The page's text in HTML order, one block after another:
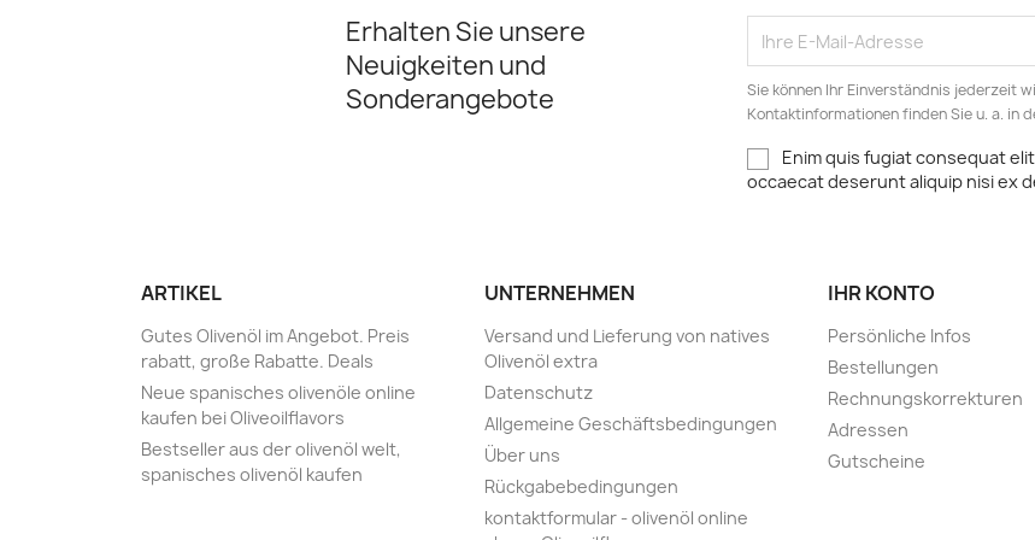
Erhalten Sie unsere
Neuigkeiten und
Sonderangebote
Sie können Ihr Einverständnis jederzeit
Kontaktinformationen finden Sie u. a. in
Enim quis fugiat consequat
occaecat deserunt aliquip nisi ex
ARTIKEL
Gutes Olivenöl im Angebot. Preis
rabatt, große Rabatte‎. Deals
Neue spanisches olivenöle online
kaufen bei Oliveoilflavors
Bestseller aus der olivenöl welt,
spanisches olivenöl kaufen
UNTERNEHMEN
Versand und Lieferung von natives
Olivenöl extra
Datenschutz
Allgemeine Geschäftsbedingungen
Über uns
Rückgabebedingungen
kontaktformular - olivenöl online
IHR KONTO
Persönliche Infos
Bestellungen
Rechnungskorrekturen
Adressen
Gutscheine